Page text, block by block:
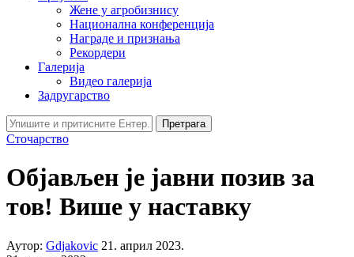
Жене у агробизнису
Национална конференција
Награде и признања
Рекордери
Галерија
Видео галерија
Задругарство
Претрага
Сточарство
Објављен је јавни позив за
тов! Више у наставку
Аутор: Gdjakovic 21. април 2023.